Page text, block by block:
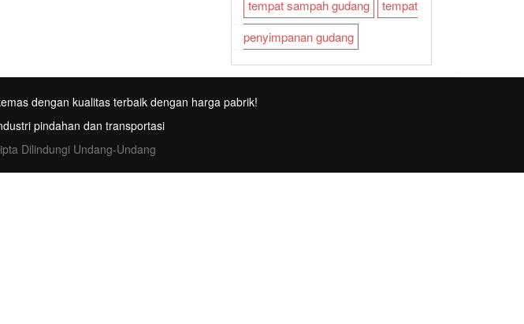
tempat sampah gudang
tempat
penyimpanan gudang
dengan kualitas terbaik dengan harga pabrik!
pindahan dan transportasi
Dilindungi Undang-Undang